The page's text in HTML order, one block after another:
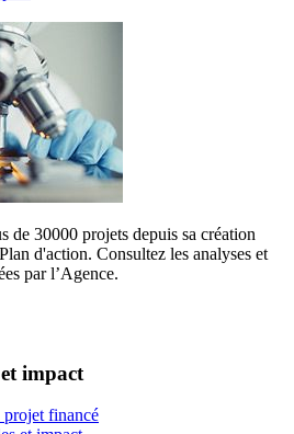
de 30000 projets depuis sa création
d'action. Consultez les analyses et
par l’Agence.
impact
projet financé